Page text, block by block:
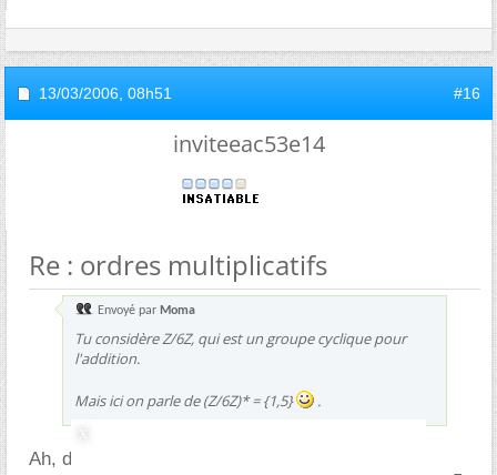
13/03/2006, 08h51 #16
inviteeac53e14
Re : ordres multiplicatifs
Envoyé par Moma
Tu considère Z/6Z, qui est un groupe cyclique pour
l'addition.
Mais ici on parle de (Z/6Z)* = {1,5} .
Ah, donc on travaille bien avec la multiplication